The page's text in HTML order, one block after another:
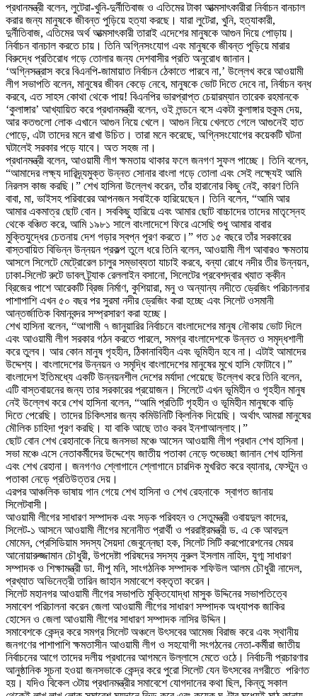
প্রধানমন্ত্রী বলেন, লুটেরা-খুনি-দুর্নীতিবাজ ও এতিমের টাকা আত্মসাৎকারীরা নির্বাচন বানচাল
করার জন্য মানুষকে জীবন্ত পুড়িয়ে হত্যা করছে। যারা লুটেরা, খুনি, হত্যাকারী,
দুর্নীতিবাজ, এতিমের অর্থ আত্মসাৎকারী তারাই এদেশের মানুষকে আগুন দিয়ে পোড়ায়।
নির্বাচন বানচাল করতে চায়। তিনি অগ্নিসংযোগ এবং মানুষকে জীবন্ত পুড়িয়ে মারার
বিরুদ্ধে প্রতিরোধ গড়ে তোলার জন্য দেশবাসীর প্রতি অনুরোধ জানান।
‘অগ্নিসন্ত্রাস করে বিএনপি-জামায়াত নির্বাচন ঠেকাতে পারবে না,’ উল্লেখ করে আওয়ামী
লীগ সভাপতি বলেন, মানুষের জীবন কেড়ে নেবে, মানুষকে ভোট দিতে দেবে না, নির্বাচন বন্ধ
করবে, এত সাহস কোথা থেকে পায়! বিএনপির ভারপ্রাপ্ত চেয়ারম্যান তারেক রহমানকে
‘কুলাঙ্গার’ আখ্যায়িত করে প্রধানমন্ত্রী বলেন, ওই লন্ডনে বসে একটা কুলাঙ্গার হুকুম দেয়,
আর কতগুলো লোক এখানে আগুন নিয়ে খেলে। আগুন নিয়ে খেলতে গেলে আগুনেই হাত
পোড়ে, এটা তাদের মনে রাখা উচিত। তারা মনে করেছে, অগ্নিসংযোগের কয়েকটি ঘটনা
ঘটালেই সরকার পড়ে যাবে। অত সহজ না।
প্রধানমন্ত্রী বলেন, আওয়ামী লীগ ক্ষমতায় থাকার ফলে জনগণ সুফল পাচ্ছে। তিনি বলেন,
“আমাদের লক্ষ্য দারিদ্র্যমুক্ত উন্নত সোনার বাংলা গড়ে তোলা এবং সেই লক্ষ্যেই আমি
নিরলস কাজ করছি।” শেখ হাসিনা উল্লেখ করেন, তাঁর হারানোর কিছু নেই, কারণ তিনি
বাবা, মা, ভাইসহ পরিবারের আপনজন সবাইকে হারিয়েছেন। তিনি বলেন, “আমি আর
আমার একমাত্র ছোট বোন। সবকিছু হারিয়ে এবং আমার ছোট বাচ্চাদের তাদের মাতৃস্নেহ
থেকে বঞ্চিত করে, আমি ১৯৮১ সালে বাংলাদেশে ফিরে এসেছি শুধু আমার বাবার
মুক্তিযুদ্ধের চেতনায় দেশ গড়ার স্বপ্ন পূরণ করতে।” গত ১৫ বছরে তাঁর সরকারের
বাস্তবায়িত বিভিন্ন উন্নয়ন প্রকল্প তুলে ধরে তিনি বলেন, আওয়ামী লীগ আবারও ক্ষমতায়
আসলে সিলেটে মেট্রোরেল চালুর সম্ভাব্যতা যাচাই করবে, বন্যা রোধে নদীর তীর উন্নয়ন,
ঢাকা-সিলেট রুটে ডাবল ট্র্যাক রেললাইন বসানো, সিলেটের প্রবেশদ্বার খ্যাত ক্কীন
ব্রিজের পাশে আরেকটি ব্রিজ নির্মাণ, কুশিয়ারা, মনু ও অন্যান্য নদীতে ড্রেজিং পরিচালনার
পাশাপাশি এখন ৫০ বছর পর সুরমা নদীর ড্রেজিং করা হচ্ছে এবং সিলেট ওসমানী
আন্তর্জাতিক বিমানবন্দর সম্প্রসারণ করা হচ্ছে।
শেখ হাসিনা বলেন, “আগামী ৭ জানুয়ারির নির্বাচনে বাংলাদেশের মানুষ নৌকায় ভোট দিলে
এবং আওয়ামী লীগ সরকার গঠন করতে পারলে, সমগ্র বাংলাদেশকে উন্নত ও সমৃদ্ধশালী
করে তুলব। আর কোন মানুষ গৃহহীন, ঠিকানাবিহীন এবং ভূমিহীন হবে না। এটাই আমাদের
উদ্দেশ্য। বাংলাদেশের উন্নয়ন ও সমৃদ্ধি বাংলাদেশের মানুষের মুখে হাসি ফোটাবে।”
বাংলাদেশ ইতিমধ্যে একটি উন্নয়নশীল দেশের মর্যাদা পেয়েছে উল্লেখ করে তিনি বলেন,
এটি বাস্তবায়নের জন্য তার সরকারের প্রয়োজন। সিলেটে এখন ভূমিহীন ও গৃহহীন মানুষ
নেই উল্লেখ করে শেখ হাসিনা বলেন, “আমি প্রতিটি গৃহহীন ও ভূমিহীন মানুষকে বাড়ি
দিতে পেরেছি। তাদের চিকিৎসার জন্য কমিউনিটি ক্লিনিক দিয়েছি। অর্থাৎ আমরা মানুষের
মৌলিক চাহিদা পূরণ করছি। যা বাকি আছে তাও করব ইনশাআল্লাহ।”
ছোট বোন শেখ রেহানাকে নিয়ে জনসভা মঞ্চে আসেন আওয়ামী লীগ প্রধান শেখ হাসিনা।
সভা মঞ্চে এসে নেতাকর্মীদের উদ্দেশ্যে জাতীয় পতাকা নেড়ে শুভেচ্ছা জানান শেখ হাসিনা
এবং শেখ রেহানা। জনগণও শ্লোগানে শ্লোগানে চারদিক মুখরিত করে ব্যানার, ফেস্টুন ও
পতাকা নেড়ে প্রতিউত্তর দেয়।
এরপর আঞ্চলিক ভাষায় গান গেয়ে শেখ হাসিনা ও শেখ রেহনাকে স্বাগত জানায়
সিলেটবাসী।
আওয়ামী লীগের সাধারণ সম্পাদক এবং সড়ক পরিবহন ও সেতুমন্ত্রী ওবায়দুল কাদের,
সিলেট-১ আসনে আওয়ামী লীগের মনোনীত প্রার্থী ও পররাষ্ট্রমন্ত্রী ড. এ কে আবদুল
মোমেন, প্রেসিডিয়াম সদস্য সৈয়দা জেবুন্নেছা হক, সিলেট সিটি করপোরেশনের মেয়র
আনোয়ারুজ্জামান চৌধুরী, উপদেষ্টা পরিষদের সদস্য নুরুল ইসলাম নাহিদ, যুগ্ম সাধারণ
সম্পাদক ও শিক্ষামন্ত্রী ডা. দীপু মনি, সাংগঠনিক সম্পাদক শফিউল আলম চৌধুরী নাদেল,
প্রখ্যাত অভিনেত্রী তারিন জাহান সমাবেশে বক্তৃতা করেন।
সিলেট মহানগর আওয়ামী লীগের সভাপতি মুক্তিযোদ্ধা মাসুক উদ্দিনের সভাপতিত্বে
সমাবেশ পরিচালনা করেন জেলা আওয়ামী লীগের সাধারণ সম্পাদক অধ্যাপক জাকির
হোসেন ও জেলা আওয়ামী লীগের সাধারণ সম্পাদক নাসির উদ্দিন।
সমাবেশকে কেন্দ্র করে সমগ্র সিলেট অঞ্চলে উৎসবের আমেজ বিরাজ করে এবং স্থানীয়
জনগণের পাশাপাশি ক্ষমতাসীন আওয়ামী লীগ ও সহযোগী সংগঠনের নেতা-কর্মীরা জাতীয়
নির্বাচনের আগে তাদের দলীয় প্রধানের আগমনে উল্লাসে মেতে ওঠে। নির্বাচনী প্রচারণার
আনুষ্ঠানিক সূচনা হওয়া জনসভাকে কেন্দ্র করে পুরো সিলেট যেন উৎসবের নগরীতে পরিণত
হয়। যদিও বিকেল ৩টায় প্রধানমন্ত্রীর সমাবেশে যোগদানের কথা ছিল, কিন্তু সকাল